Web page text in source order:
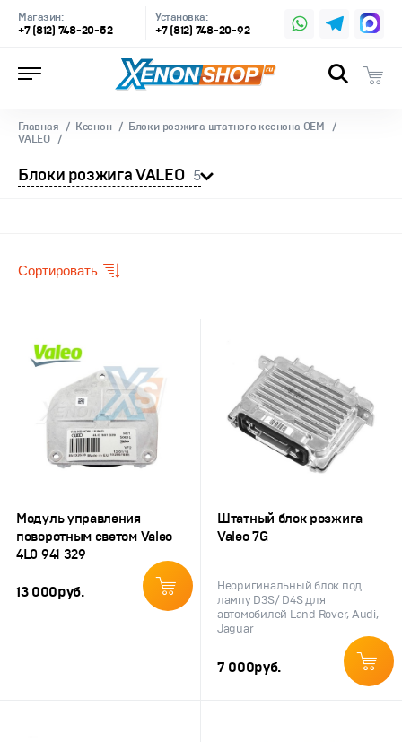
Магазин:
+7 (812) 748-20-52
Установка:
+7 (812) 748-20-92
Главная Ксенон
Блоки розжига штатного ксенона OEM
VALEO
Блоки розжига VALEO 5
Сортировать
Модуль управления
поворотным светом Valeo
4L0 941 329
13 000руб.
Штатный блок розжига
Valeo 7G
Неоригинальный блок под
лампу D3S/ D4S для
автомобилей Land Rover, Audi,
Jaguar
7 000руб.